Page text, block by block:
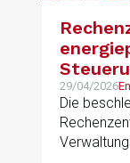
29/04/2026
Die